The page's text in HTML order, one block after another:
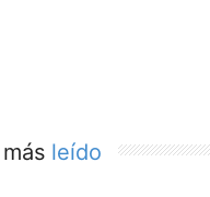
leído